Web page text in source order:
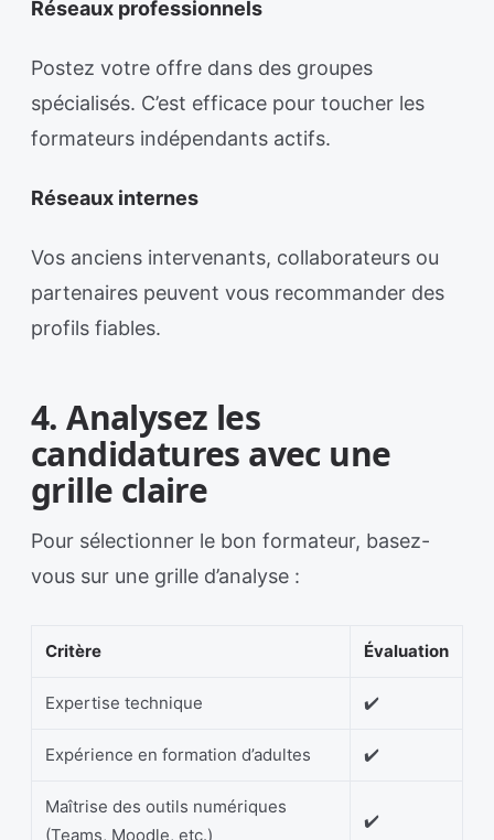
Réseaux professionnels
Postez votre offre dans des groupes
spécialisés. C’est efficace pour toucher les
formateurs indépendants actifs.
Réseaux internes
Vos anciens intervenants, collaborateurs ou
partenaires peuvent vous recommander des
profils fiables.
4. Analysez les
candidatures avec une
grille claire
Pour sélectionner le bon formateur, basez-
vous sur une grille d’analyse :
Critère Évaluation
Expertise technique ✔️
Expérience en formation d’adultes ✔️
Maîtrise des outils numériques
(Teams, Moodle, etc.)
✔️